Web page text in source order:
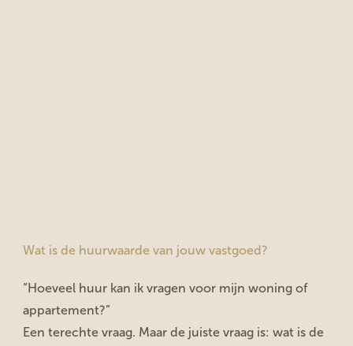
Wat is de huurwaarde van jouw vastgoed?
“Hoeveel huur kan ik vragen voor mijn woning of
appartement?”
Een terechte vraag. Maar de juiste vraag is: wat is de